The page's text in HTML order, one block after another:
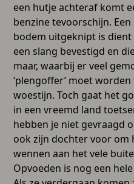
een hutje achteraf komt
benzine tevoorschijn.
bodem uitgeknipt is dient
een slang bevestigd en
maar, waarbij er veel
‘plengoffer’ moet
woestijn. Toch gaat het
in een vreemd land
hebben je niet gevraagd
ook zijn dochter voor om
wennen aan het vele
Opvoeden is nog een